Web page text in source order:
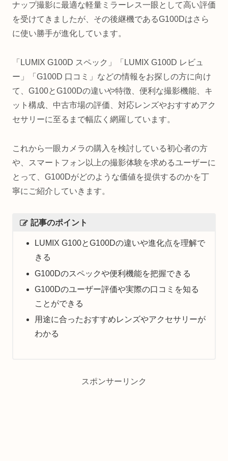
ナップ撮影に最適な軽量ミラーレス一眼として高い評価
を受けてきましたが、その後継機であるG100Dはさら
に使い勝手が進化しています。
「LUMIX G100D スペック」「LUMIX G100D レビュ
ー」「G100D 口コミ」などの情報をお探しの方に向け
て、G100とG100Dの違いや特徴、便利な撮影機能、キ
ット構成、中古市場の評価、対応レンズやおすすめアク
セサリーに至るまで幅広く網羅しています。
これから一眼カメラの購入を検討している初心者の方
や、スマートフォン以上の撮影体験を求めるユーザーに
とって、G100Dがどのような価値を提供するのかを丁
寧にご紹介していきます。
記事のポイント
LUMIX G100とG100Dの違いや進化点を理解で
きる
G100Dのスペックや便利機能を把握できる
G100Dのユーザー評価や実際の口コミを知る
ことができる
用途に合ったおすすめレンズやアクセサリーが
わかる
スポンサーリンク